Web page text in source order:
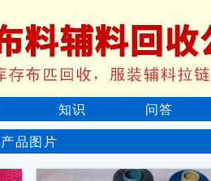
知识
问答
产品图片